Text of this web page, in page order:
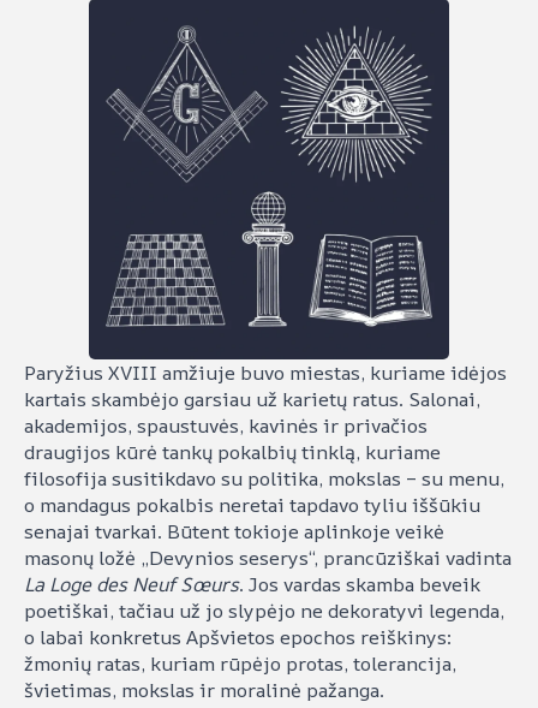
Paryžius XVIII amžiuje buvo miestas, kuriame idėjos
kartais skambėjo garsiau už karietų ratus. Salonai,
akademijos, spaustuvės, kavinės ir privačios
draugijos kūrė tankų pokalbių tinklą, kuriame
filosofija susitikdavo su politika, mokslas – su menu,
o mandagus pokalbis neretai tapdavo tyliu iššūkiu
senajai tvarkai. Būtent tokioje aplinkoje veikė
masonų ložė „Devynios seserys“, prancūziškai vadinta
La Loge des Neuf Sœurs. Jos vardas skamba beveik
poetiškai, tačiau už jo slypėjo ne dekoratyvi legenda,
o labai konkretus Apšvietos epochos reiškinys:
žmonių ratas, kuriam rūpėjo protas, tolerancija,
švietimas, mokslas ir moralinė pažanga.